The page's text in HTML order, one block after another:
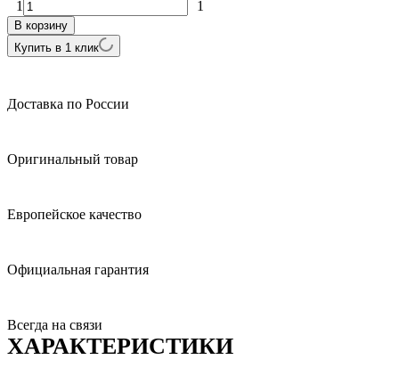
1
1
В корзину
Купить в 1 клик
Доставка по России
Оригинальный товар
Европейское качество
Официальная гарантия
Всегда на связи
ХАРАКТЕРИСТИКИ